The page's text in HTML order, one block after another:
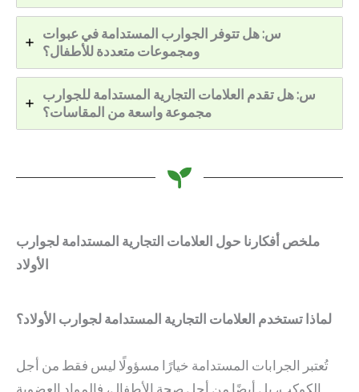
س: هل تتوفر الجوارب المستدامة في عبوات
ومجموعات متعددة للأطفال؟
س: هل تقدم العلامات التجارية المستدامة للجوارب
مجموعة واسعة من المقاسات؟
ملخص أفكارنا حول العلامات التجارية المستدامة لجوارب
الأولاد
لماذا تستخدم العلامات التجارية المستدامة لجوارب الأولاد؟
تُعتبر الجرابات المستدامة خيارًا مسؤولًا ليس فقط من أجل